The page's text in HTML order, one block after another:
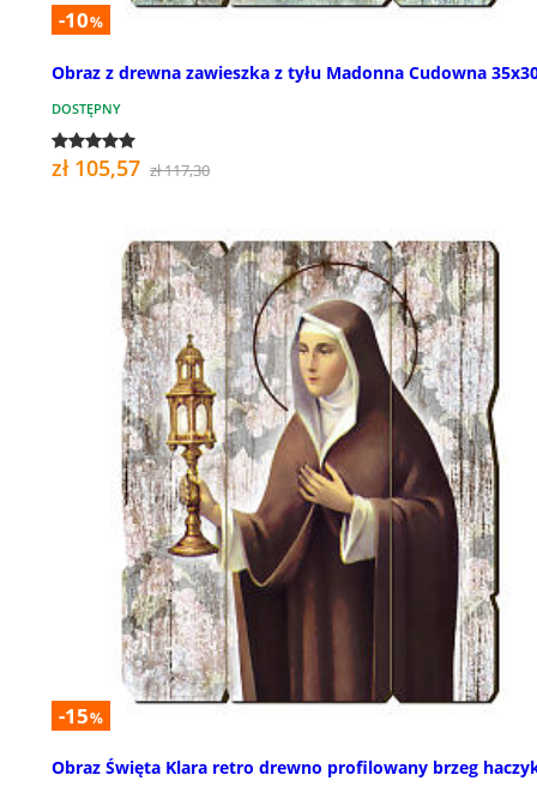
-10%
Obraz z drewna zawieszka z tyłu Madonna Cudowna
DOSTĘPNY
zł 105,57 zł 117,30
-15%
Obraz Święta Klara retro drewno profilowany brzeg